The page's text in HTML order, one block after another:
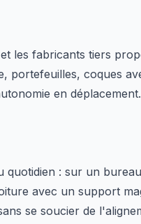
les fabricants tiers
portefeuilles, coques
en déplacement.
quotidien : sur un
avec un support
se soucier de